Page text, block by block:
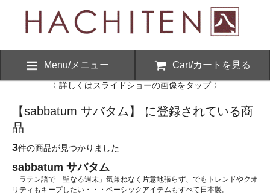
Menu/メニュー Cart/カートを見る
〈 詳しくはスライドショーの画像をタップ 〉
【sabbatum サバタム】 に登録されている商
品
3件の商品が見つかりました
sabbatum サバタム
ラテン語で「聖なる週末」気兼ねなく片意地張らず、でもトレンドやクオ
リティもキープしたい・・・ベーシックアイテムもすべて日本製。